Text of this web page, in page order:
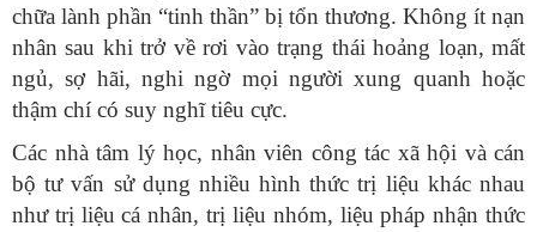
chữa lành phần “tinh thần” bị tổn thương. Không ít nạn
nhân sau khi trở về rơi vào trạng thái hoảng loạn, mất
ngủ, sợ hãi, nghi ngờ mọi người xung quanh hoặc
thậm chí có suy nghĩ tiêu cực.
Các nhà tâm lý học, nhân viên công tác xã hội và cán
bộ tư vấn sử dụng nhiều hình thức trị liệu khác nhau
như trị liệu cá nhân, trị liệu nhóm, liệu pháp nhận thức